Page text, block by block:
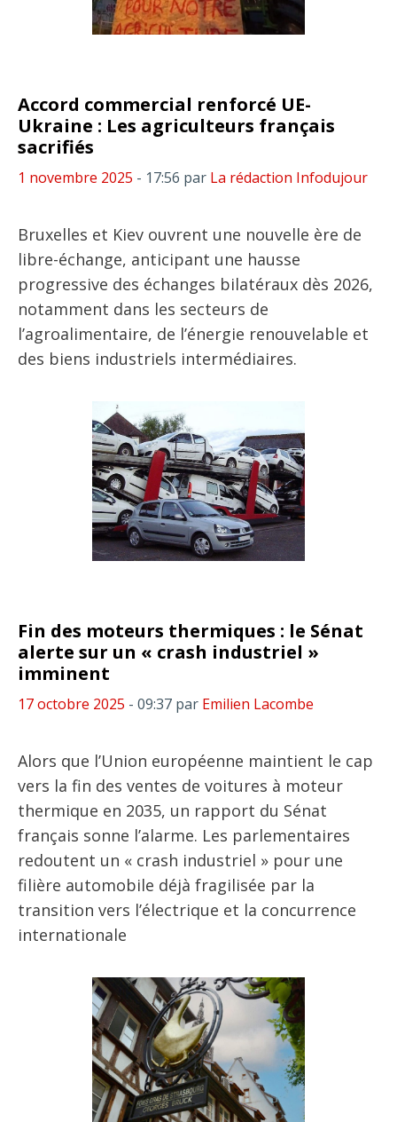
Accord commercial renforcé UE-
Ukraine : Les agriculteurs français
sacrifiés
1 novembre 2025 - 17:56 par La rédaction Infodujour
Bruxelles et Kiev ouvrent une nouvelle ère de
libre-échange, anticipant une hausse
progressive des échanges bilatéraux dès 2026,
notamment dans les secteurs de
l’agroalimentaire, de l’énergie renouvelable et
des biens industriels intermédiaires.
Fin des moteurs thermiques : le Sénat
alerte sur un « crash industriel »
imminent
17 octobre 2025 - 09:37 par Emilien Lacombe
Alors que l’Union européenne maintient le cap
vers la fin des ventes de voitures à moteur
thermique en 2035, un rapport du Sénat
français sonne l’alarme. Les parlementaires
redoutent un « crash industriel » pour une
filière automobile déjà fragilisée par la
transition vers l’électrique et la concurrence
internationale